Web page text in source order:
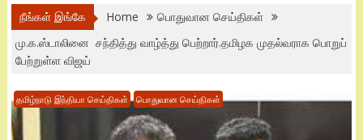
நீங்கள் இங்கே Home
பொதுவான செய்திகள்
மு.க.ஸ்டாலினை சந்தித்து வாழ்த்து பெற்றார்.தமிழக முதல்வராக பொறுப்
பேற்றுள்ள விஜய்
தமிழ்நாடு இந்தியா செய்திகள் பொதுவான செய்திகள்